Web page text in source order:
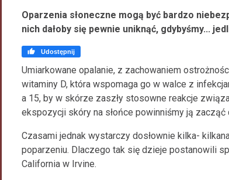
Oparzenia słoneczne mogą być bardzo
nich dałoby się pewnie uniknąć, gdybyśmy...
 Udostępnij
Umiarkowane opalanie, z zachowaniem
witaminy D, która wspomaga go w walce z
a 15, by w skórze zaszły stosowne reakcje
ekspozycji skóry na słońce powinniśmy ją
Czasami jednak wystarczy dosłownie kilka-
poparzeniu. Dlaczego tak się dzieje postanowili
California w Irvine.